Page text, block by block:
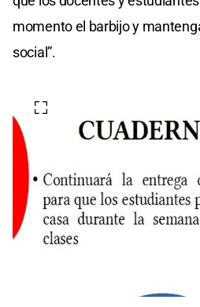
momento el barbijo y
social”.